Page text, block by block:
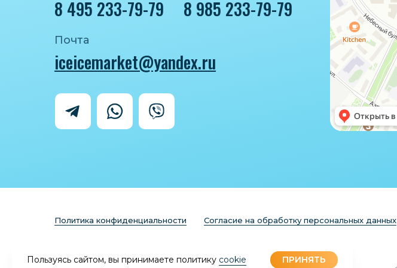
8 495 233-79-79
Почта
iceicemarket@yandex.ru
8 985 233-79-79
Политика конфиденциальности Согласие на обработку персональных данных
Пользуясь сайтом, вы принимаете политику cookie ПРИНЯТЬ